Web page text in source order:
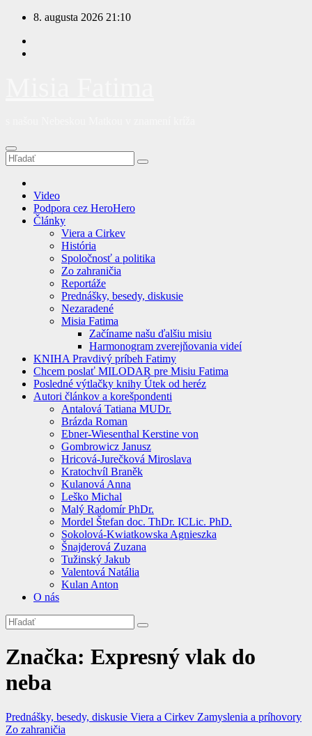
Prejsť
obsah
8. augusta 2026 21:10
Video
Podpora cez HeroHero
Články
Viera a Cirkev
História
Spoločnosť a politika
Zo zahraničia
Reportáže
Prednášky, besedy, diskusie
Nezaradené
Misia Fatima
Začíname našu ďalšiu misiu
Harmonogram zverejňovania videí
KNIHA Pravdivý príbeh Fatimy
Chcem poslať MILODAR pre Misiu Fatima
Posledné výtlačky knihy Útek od heréz
Autori článkov a korešpondenti
Antalová Tatiana MUDr.
Brázda Roman
Ebner-Wiesenthal Kerstine von
Gombrowicz Janusz
Hricová-Jurečková Miroslava
Kratochvíl Braněk
Kulanová Anna
Leško Michal
Malý Radomír PhDr.
Mordel Štefan doc. ThDr. ICLic. PhD.
Sokolová-Kwiatkowska Agnieszka
Šnajderová Zuzana
Tužinský Jakub
Valentová Natália
Kulan Anton
O nás
Značka: Expresný vlak do
neba
Prednášky, besedy, diskusie Viera a Cirkev Zamyslenia a príhovory
Zo zahraničia